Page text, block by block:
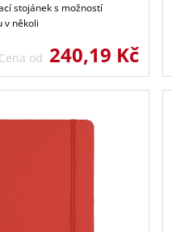
stojánek s možností
v několi
Cena od 240,19 Kč